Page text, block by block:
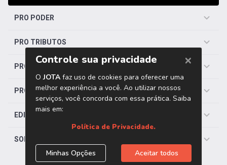
PRO PODER
PRO TRIBUTOS
PRO TRABALHISTA
PRO SAÚDE
EDITORIAS
SOBRE O JOTA